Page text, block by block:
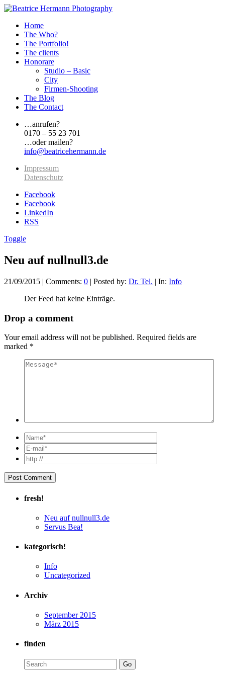
Home
The Who?
The Portfolio!
The clients
Honorare
Studio – Basic
City
Firmen-Shooting
The Blog
The Contact
…anrufen?
0170 – 55 23 701
…oder mailen?
info@beatricehermann.de
Impressum
Datenschutz
Facebook
Facebook
LinkedIn
RSS
Toggle
Neu auf nullnull3.de
21/09/2015 | Comments: 0 | Posted by: Dr. Tel. | In: Info
Der Feed hat keine Einträge.
Drop a comment
Your email address will not be published. Required fields are
marked *
fresh!
Neu auf nullnull3.de
Servus Bea!
kategorisch!
Info
Uncategorized
Archiv
September 2015
März 2015
finden